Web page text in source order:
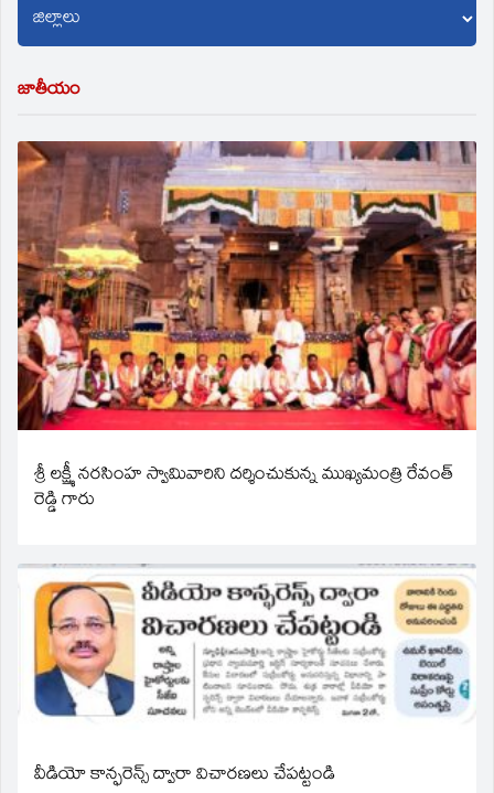
జాతీయం
శ్రీ లక్ష్మీ నరసింహ స్వామివారిని దర్శించుకున్న ముఖ్యమంత్రి రేవంత్
రెడ్డి గారు
వీడియో కాన్ఫరెన్స్ ద్వారా విచారణలు చేపట్టండి